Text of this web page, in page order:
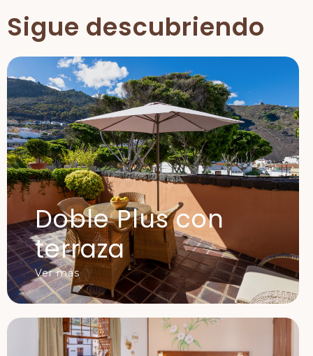
Sigue descubriendo
Doble Plus con
terraza
Ver más